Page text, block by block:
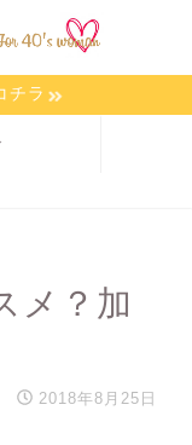
チラ
メ？加
2018年8月25日